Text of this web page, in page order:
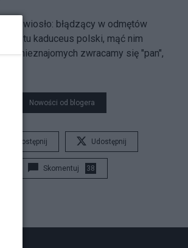
wiosło: błądzący w odmętów
tu kaduceus polski, mąć nim
Do nieznajomych zwracamy się "pan",
Nowości od blogera
Udostępnij Udostępnij
Skomentuj 38